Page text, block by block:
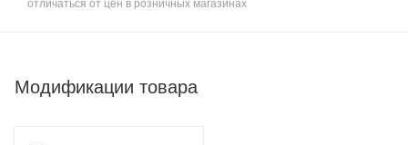
отличаться от цен в розничных магазинах
Модификации товара